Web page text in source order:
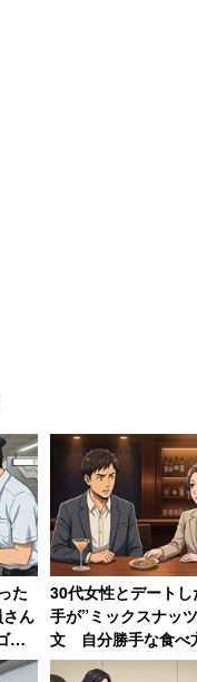
と回答した人に前
回答。一方、「年
」と答えた。
た
ん
ミ
い
30代女性とデートし
手が”ミックスナッ
文 自分勝手な食べ
ン引きし「子供じゃ